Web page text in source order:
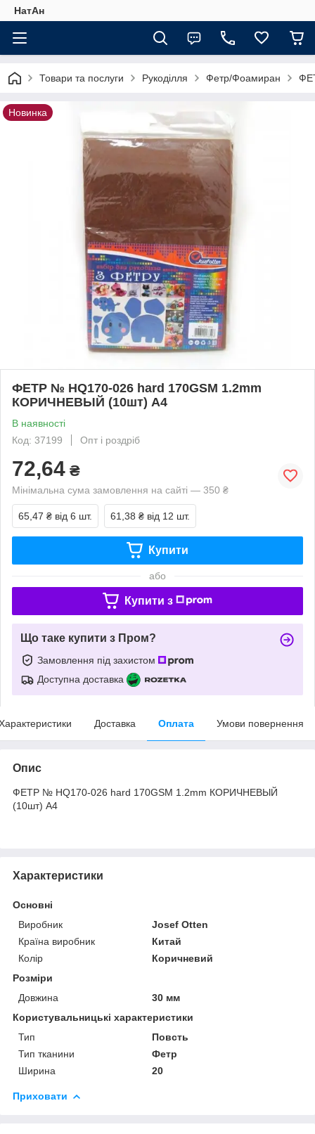
НатАн
Товари та послуги Рукоділля Фетр/Фоамиран
Новинка
ФЕТР № HQ170-026 hard 170GSM 1.2mm
КОРИЧНЕВЫЙ (10шт) А4
В наявності
Код: 37199
Опт і роздріб
72,64 ₴
Мінімальна сума замовлення на сайті — 350 ₴
65,47 ₴ від 6 шт. 61,38 ₴ від 12 шт.
Купити
або
Купити з
Що таке купити з Пром?
Замовлення під захистом
Доступна доставка
Доставка Оплата Умови повернення
Опис
ФЕТР № HQ170-026 hard 170GSM 1.2mm КОРИЧНЕВЫЙ
(10шт) А4
Характеристики
Основні
Виробник
Josef Otten
Країна виробник
Китай
Колір
Коричневий
Розміри
Довжина
30 мм
Користувальницькі характеристики
Тип
Повсть
Тип тканини
Фетр
Ширина
20
Приховати